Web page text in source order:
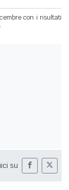
con i risultati
su